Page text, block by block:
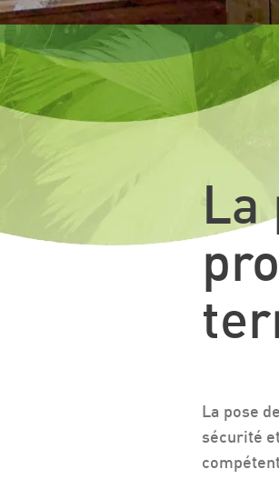
La
La pose
sécurité